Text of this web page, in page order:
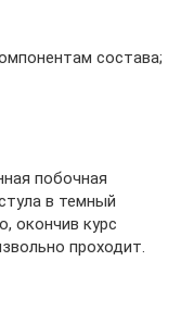
состава;
побочная
в темный
окончив курс
проходит.